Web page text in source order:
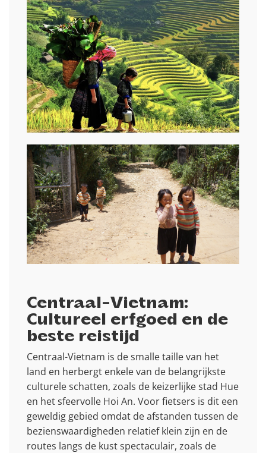
Centraal-Vietnam:
Cultureel erfgoed en de
beste reistijd
Centraal-Vietnam is de smalle taille van het
land en herbergt enkele van de belangrijkste
culturele schatten, zoals de keizerlijke stad Hue
en het sfeervolle Hoi An. Voor fietsers is dit een
geweldig gebied omdat de afstanden tussen de
bezienswaardigheden relatief klein zijn en de
routes langs de kust spectaculair, zoals de